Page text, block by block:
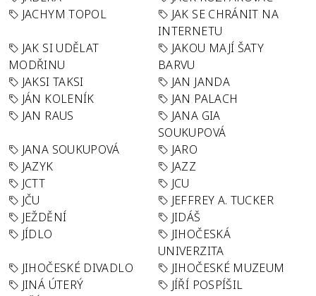
JACHYM TOPOL
JAK SE CHRÁNIT NA
INTERNETU
JAK SI UDĚLAT
MODŘINU
JAKOU MAJÍ ŠATY
BARVU
JAKSI TAKSI
JAN JANDA
JÁN KOLENÍK
JAN PALACH
JAN RAUS
JANA GIA
SOUKUPOVÁ
JANA SOUKUPOVÁ
JARO
JAZYK
JAZZ
JCTT
JCU
JČU
JEFFREY A. TUCKER
JEŽDĚNÍ
JIDÁŠ
JÍDLO
JIHOČESKÁ
UNIVERZITA
JIHOČESKÉ DIVADLO
JIHOČESKÉ MUZEUM
JINÁ ÚTERÝ
JÍŘÍ POSPÍŠIL